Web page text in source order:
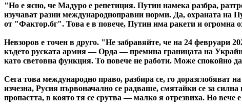
"Но е ясно, че Мадуро е репетиция. Путин намека разбра,
изучават разни международноправни норми. Да, охраната на
от "Фактор.бг". Това е в повече, Путин има ракети и
Невзоров е точен в друго. "Не забравяйте, че на 24 февруари
където руската армия — Орда — премина границата на
като световна функция. То повече не работи. Може спокойно
Сега това международно право, разбира се, го доразглобяват
изчезна, Русия първоначално се радваше, смятайки се за
пропастта, в която тя се срутва — малко я отрезвиха. Но вече